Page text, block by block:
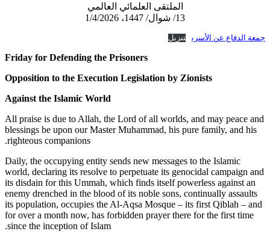
الملتقى العلمائي العالمي
13/ شوال/ 1447، 1/4/2026
جمعة الدفاع عن الأسرى تنزيل
Friday for Defending the Prisoners
Opposition to the Execution Legislation by Zionists
All praise is due to Allah, the Lord of all worlds, and may peace and
blessings be upon our Master Muhammad, his pure family, and his
righteous companions.
Daily, the occupying entity sends new messages to the Islamic
world, declaring its resolve to perpetuate its genocidal campaign and
its disdain for this Ummah, which finds itself powerless against an
enemy drenched in the blood of its noble sons, continually assaults
its population, occupies the Al-Aqsa Mosque – its first Qiblah – and
for over a month now, has forbidden prayer there for the first time
since the inception of Islam.